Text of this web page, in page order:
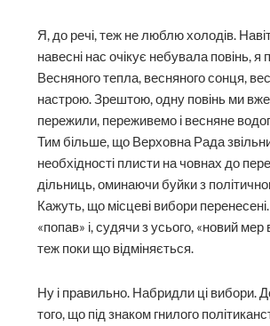
Я, до речі, теж не люблю холодів.
навесні нас очікує небувала повінь, я
Весняного тепла, весняного сонця,
настрою. Зрештою, одну повінь ми
пережили, переживемо і весняне
Тим більше, що Верховна Рада
необхідності плисти на човнах до
дільниць, оминаючи буйки з
Кажуть, що місцеві вибори
«попав» і, судячи з усього, «новий мер
теж поки що відміняється.
Ну і правильно. Набридли ці вибори.
того, що під знаком гнилого